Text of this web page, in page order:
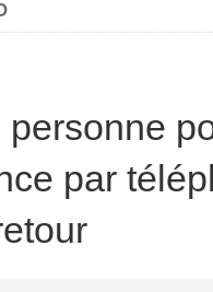
par